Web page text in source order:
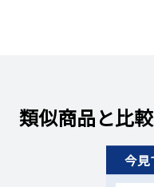
類似商品と比較